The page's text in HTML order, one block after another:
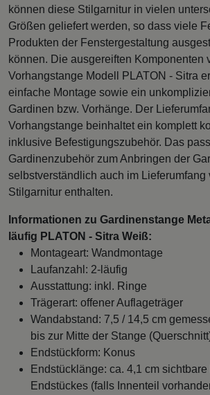
können diese Stilgarnitur in vielen
Größen geliefert werden, so dass viele
Produkten der Fenstergestaltung
können. Die ausgereiften Komponenten
Vorhangstange Modell PLATON - Sitra
einfache Montage sowie ein
Gardinen bzw. Vorhänge. Der
Vorhangstange beinhaltet ein komplett
inklusive Befestigungszubehör. Das
Gardinenzubehör zum Anbringen der
selbstverständlich auch im Lieferumfang
Stilgarnitur enthalten.
Informationen zu Gardinenstange
läufig PLATON - Sitra Weiß:
Montageart: Wandmontage
Laufanzahl: 2-läufig
Ausstattung: inkl. Ringe
Trägerart: offener Auflageträger
Wandabstand: 7,5 / 14,5 cm
bis zur Mitte der Stange
Endstückform: Konus
Endstücklänge: ca. 4,1 cm
Endstückes (falls Innenteil